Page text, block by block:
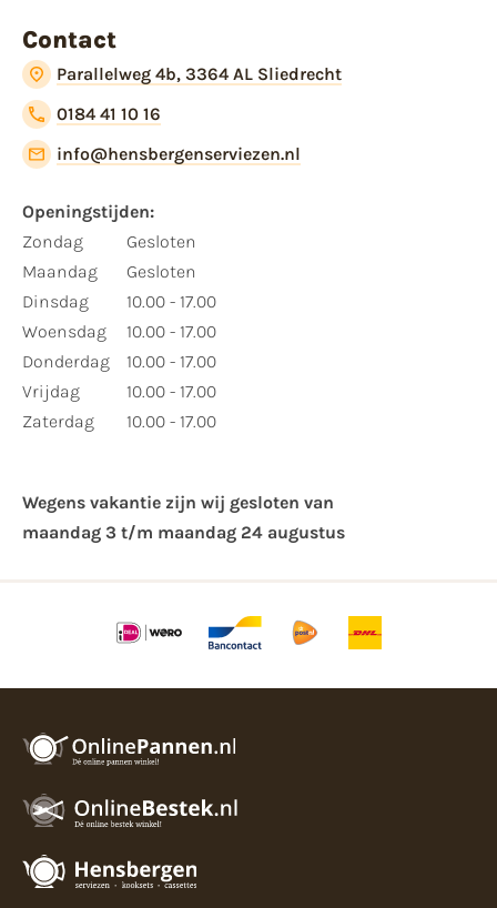
Contact
Parallelweg 4b, 3364 AL Sliedrecht
0184 41 10 16
info@hensbergenserviezen.nl
Openingstijden:
Zondag
Maandag
Dinsdag
Woensdag
Donderdag
Vrijdag
Zaterdag
Gesloten
Gesloten
10.00 - 17.00
10.00 - 17.00
10.00 - 17.00
10.00 - 17.00
10.00 - 17.00
Wegens vakantie zijn wij gesloten van ​
maandag 3 t/m maandag 24 augustus